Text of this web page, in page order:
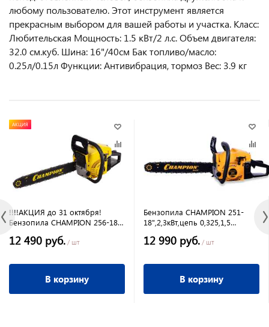
любому пользователю. Этот инструмент является
прекрасным выбором для вашей работы и участка. Класс:
Любительская Мощность: 1.5 кВт/2 л.с. Объем двигателя:
32.0 см.куб. Шина: 16"/40см Бак топливо/масло:
0.25л/0.15л Функции: Антивибрация, тормоз Вес: 3.9 кг
АКЦИЯ
!!!!АКЦИЯ до 31 октября!
Бензопила CHAMPION 256-18"
12 490 руб. / шт
В корзину
Бензопила CHAMPION 251-
18",2,3кВт,цепь 0,325,1,5
12 990 руб. / шт
В корзину